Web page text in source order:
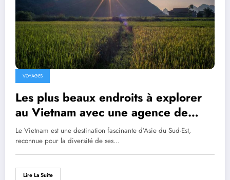
VOYAGES
Les plus beaux endroits à explorer
au Vietnam avec une agence de
voyage locale
Le Vietnam est une destination fascinante d’Asie du Sud-Est,
reconnue pour la diversité de ses…
Lire La Suite